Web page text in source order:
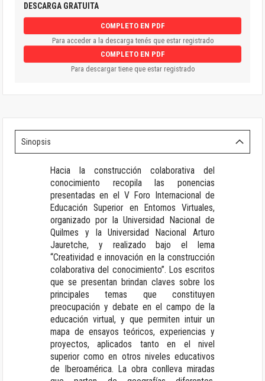
DESCARGA GRATUITA
COMPLETO EN PDF
Para acceder a la descarga tenés que estar registrado
COMPLETO EN PDF
Para descargar tiene que estar registrado
Sinopsis
Hacia la construcción colaborativa del
conocimiento recopila las ponencias
presentadas en el V Foro Internacional de
Educación Superior en Entornos Virtuales,
organizado por la Universidad Nacional de
Quilmes y la Universidad Nacional Arturo
Jauretche, y realizado bajo el lema
“Creatividad e innovación en la construcción
colaborativa del conocimiento”. Los escritos
que se presentan brindan claves sobre los
principales temas que constituyen
preocupación y debate en el campo de la
educación virtual, y que permiten intuir un
mapa de ensayos teóricos, experiencias y
proyectos, aplicados tanto en el nivel
superior como en otros niveles educativos
de Iberoamérica. La obra conlleva miradas